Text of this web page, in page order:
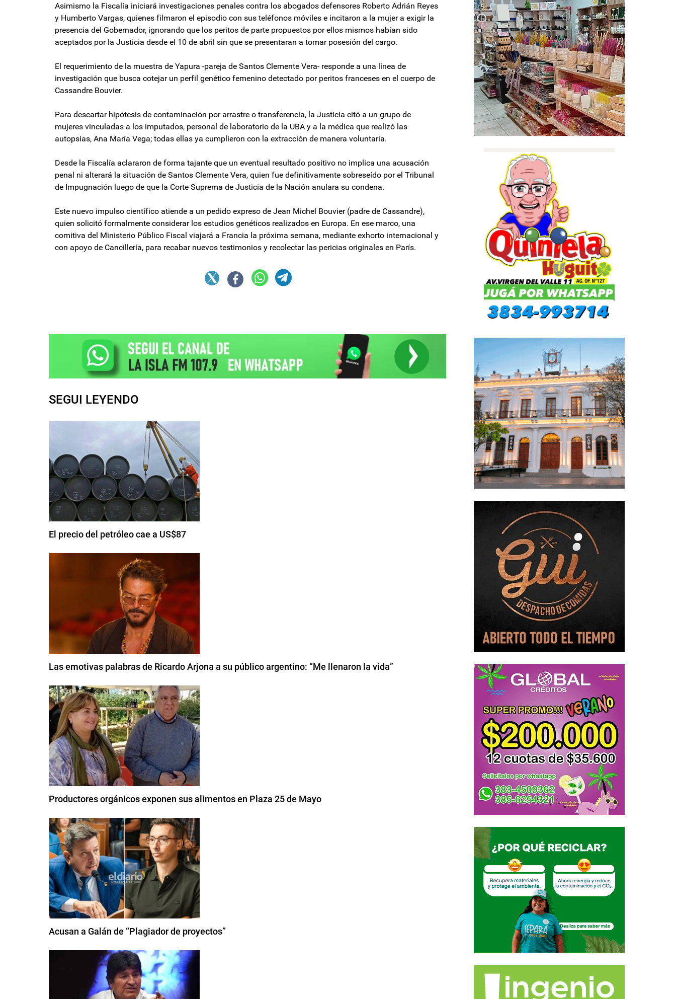
Asimismo la Fiscalía iniciará investigaciones penales contra los abogados defensores Roberto Adrián Reyes
y Humberto Vargas, quienes filmaron el episodio con sus teléfonos móviles e incitaron a la mujer a exigir la
presencia del Gobernador, ignorando que los peritos de parte propuestos por ellos mismos habían sido
aceptados por la Justicia desde el 10 de abril sin que se presentaran a tomar posesión del cargo.
El requerimiento de la muestra de Yapura -pareja de Santos Clemente Vera- responde a una línea de
investigación que busca cotejar un perfil genético femenino detectado por peritos franceses en el cuerpo de
Cassandre Bouvier.
Para descartar hipótesis de contaminación por arrastre o transferencia, la Justicia citó a un grupo de
mujeres vinculadas a los imputados, personal de laboratorio de la UBA y a la médica que realizó las
autopsias, Ana María Vega; todas ellas ya cumplieron con la extracción de manera voluntaria.
Desde la Fiscalía aclararon de forma tajante que un eventual resultado positivo no implica una acusación
penal ni alterará la situación de Santos Clemente Vera, quien fue definitivamente sobreseído por el Tribunal
de Impugnación luego de que la Corte Suprema de Justicia de la Nación anulara su condena.
Este nuevo impulso científico atiende a un pedido expreso de Jean Michel Bouvier (padre de Cassandre),
quien solicitó formalmente considerar los estudios genéticos realizados en Europa. En ese marco, una
comitiva del Ministerio Público Fiscal viajará a Francia la próxima semana, mediante exhorto internacional y
con apoyo de Cancillería, para recabar nuevos testimonios y recolectar las pericias originales en París.
SEGUI LEYENDO
El precio del petróleo cae a US$87
Las emotivas palabras de Ricardo Arjona a su público argentino: “Me llenaron la vida”
Productores orgánicos exponen sus alimentos en Plaza 25 de Mayo
Acusan a Galán de “Plagiador de proyectos”